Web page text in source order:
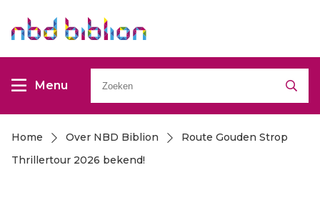
en
naar
de
en
naar
de
Menu
Kruimelpad
Home Over NBD Biblion
Route Gouden Strop
Thrillertour 2026 bekend!